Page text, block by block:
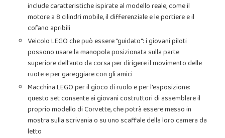
include caratteristiche ispirate al modello reale, come il
motore a 8 cilindri mobile, il differenziale e le portiere e il
cofano apribili
Veicolo LEGO che può essere "guidato": i giovani piloti
possono usare la manopola posizionata sulla parte
superiore dell'auto da corsa per dirigere il movimento delle
ruote e per gareggiare con gli amici
Macchina LEGO per il gioco di ruolo e per l'esposizione:
questo set consente ai giovani costruttori di assemblare il
proprio modello di Corvette, che potrà essere messo in
mostra sulla scrivania o su uno scaffale della loro camera da
letto